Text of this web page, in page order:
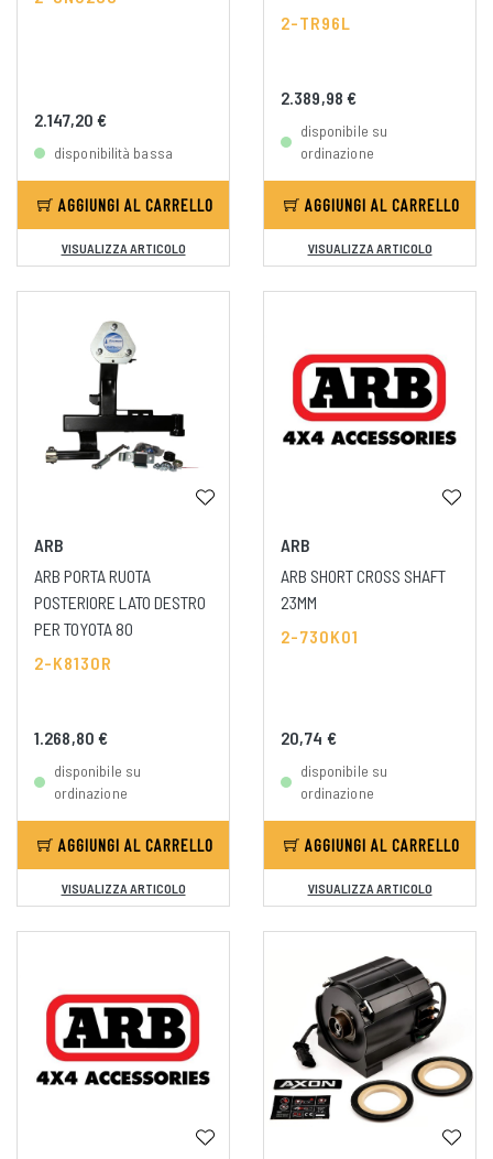
2.147,20 €
disponibilità bassa
AGGIUNGI AL CARRELLO
VISUALIZZA ARTICOLO
2-TR96L
2.389,98 €
disponibile su
ordinazione
AGGIUNGI AL CARRELLO
VISUALIZZA ARTICOLO
ARB
ARB PORTA RUOTA
POSTERIORE LATO DESTRO
PER TOYOTA 80
2-K8130R
1.268,80 €
disponibile su
ordinazione
AGGIUNGI AL CARRELLO
VISUALIZZA ARTICOLO
ARB
ARB SHORT CROSS SHAFT
23MM
2-730K01
20,74 €
disponibile su
ordinazione
AGGIUNGI AL CARRELLO
VISUALIZZA ARTICOLO